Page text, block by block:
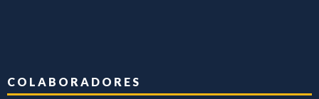
COLABORADORES